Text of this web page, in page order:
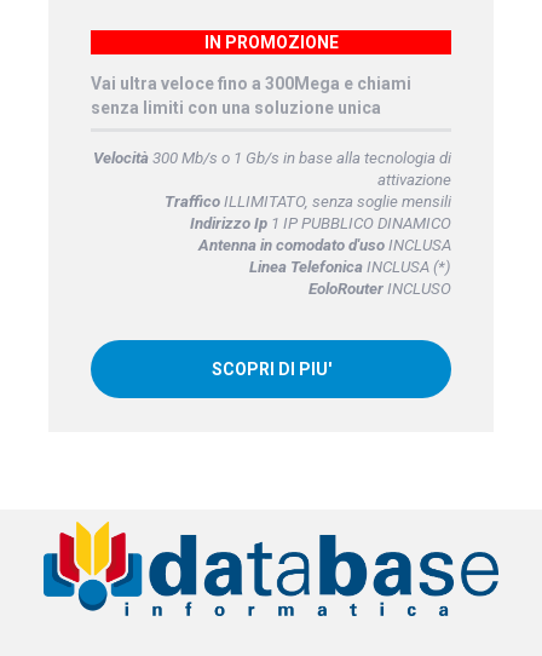
IN PROMOZIONE
Vai ultra veloce fino a 300Mega e chiami
senza limiti con una soluzione unica
Velocità300 Mb/s o 1 Gb/s in base alla tecnologia di
attivazione
TrafficoILLIMITATO, senza soglie mensili
Indirizzo Ip1 IP PUBBLICO DINAMICO
Antenna in comodato d'usoINCLUSA
Linea TelefonicaINCLUSA (*)
EoloRouterINCLUSO
SCOPRI DI PIU'